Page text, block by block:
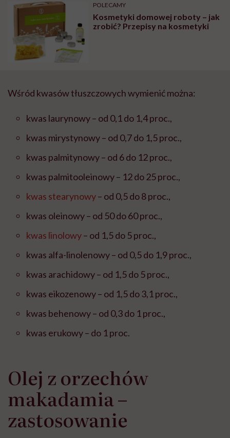
głupota i brak
wyobraźni"
POLECAMY
Kosmetyki domowej roboty – jak
zrobić? Przepisy na kosmetyki
Wśród kwasów tłuszczowych wymienić można:
kwas laurynowy – od 0,1 do 1,4 proc.,
kwas mirystynowy – od 0,7 do 1,5 proc.,
kwas palmitynowy – od 6 do 12 proc.,
kwas palmitooleinowy – 12 do 25 proc.,
kwas stearynowy– od 0,5 do 8 proc.,
kwas oleinowy – od 50 do 60 proc.,
kwas linolowy– od 1,5 do 5 proc.,
kwas alfa-linolenowy – od 0,5 do 1,9 proc.,
kwas arachidowy – od 1,5 do 5 proc.,
kwas eikozenowy – od 1,5 do 3,1 proc.,
kwas behenowy – od 0,3 do 1 proc.,
kwas erukowy – do 1 proc.
Olej z orzechów
makadamia –
zastosowanie